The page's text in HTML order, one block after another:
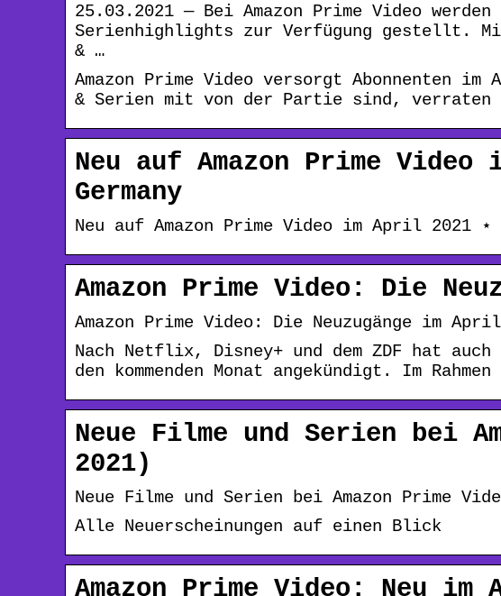
25.03.2021 — Bei Amazon Prime Video
Serienhighlights zur Verfügung gestellt.
& …
Amazon Prime Video versorgt Abonnenten
& Serien mit von der Partie sind, verraten
Neu auf Amazon Prime
Germany
Neu auf Amazon Prime Video im April 2021 ⋆
Amazon Prime Video: Die
Amazon Prime Video: Die Neuzugänge im
Nach Netflix, Disney+ und dem ZDF hat
den kommenden Monat angekündigt. Im
Neue Filme und Serien bei
2021)
Neue Filme und Serien bei Amazon Prime
Alle Neuerscheinungen auf einen Blick
Amazon Prime Video: Neu im